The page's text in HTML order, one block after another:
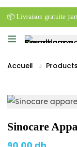
📦 Livraison gratuite
Accueil Products
Sinocare